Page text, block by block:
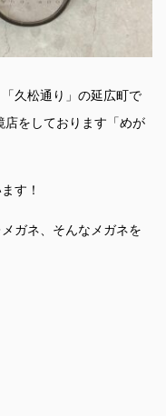
久松通り」の延広町で
店をしております「めが
す！
ガネ、そんなメガネを